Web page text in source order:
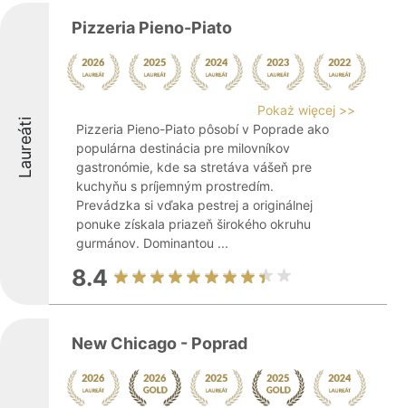
Laureáti
Pizzeria Pieno-Piato
Pokaż więcej >>
Pizzeria Pieno-Piato pôsobí v Poprade ako
populárna destinácia pre milovníkov
gastronómie, kde sa stretáva vášeň pre
kuchyňu s príjemným prostredím.
Prevádzka si vďaka pestrej a originálnej
ponuke získala priazeň širokého okruhu
gurmánov. Dominantou ...
8.4
New Chicago - Poprad